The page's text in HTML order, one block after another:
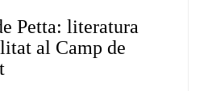
Petta: literatura
al Camp de